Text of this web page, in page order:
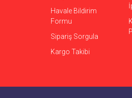
Havale Bildirim
Formu
Sipariş Sorgula
Kargo Takibi